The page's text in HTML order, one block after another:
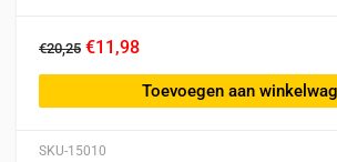
SKU-15010
€20,25 €11,98
Toevoegen aan